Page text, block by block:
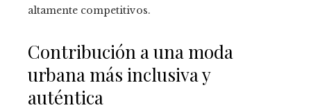
altamente competitivos.
Contribución a una moda
urbana más inclusiva y
auténtica